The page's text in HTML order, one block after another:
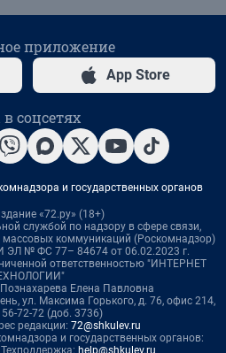
приложение
App Store
соцсетях
и государственных органов
«72.ру» (18+)
службой по надзору в сфере связи,
коммуникаций (Роскомнадзор)
ЭЛ № ФС 77– 84674 от 06.02.2023 г.
ответственностью "ИНТЕРНЕТ
Елена Павловна
ул. Максима Горького, д. 76, офис 214,
72-72 (доб. 3736)
редакции: 72@shkulev.ru
и государственных органов: